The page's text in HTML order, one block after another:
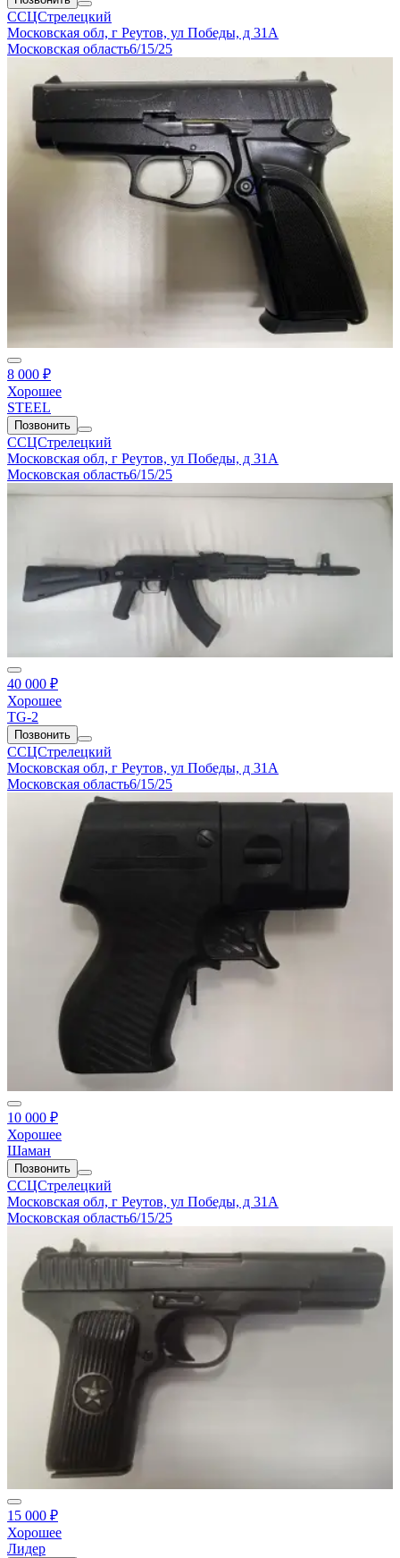
ССЦСтрелецкий
Московская обл, г Реутов, ул Победы, д 31А
Московская область6/15/25
8 000 ₽
Хорошее
STEEL
Позвонить
ССЦСтрелецкий
Московская обл, г Реутов, ул Победы, д 31А
Московская область6/15/25
40 000 ₽
Хорошее
TG-2
Позвонить
ССЦСтрелецкий
Московская обл, г Реутов, ул Победы, д 31А
Московская область6/15/25
10 000 ₽
Хорошее
Шаман
Позвонить
ССЦСтрелецкий
Московская обл, г Реутов, ул Победы, д 31А
Московская область6/15/25
15 000 ₽
Хорошее
Лидер